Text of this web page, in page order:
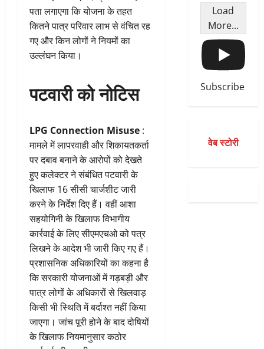
पता लगाएगा कि योजना के तहत
कितने पात्र परिवार लाभ से वंचित रह
गए और किन लोगों ने नियमों का
उल्लंघन किया।
पटवारी को नोटिस
LPG Connection Misuse :
मामले में लापरवाही और शिकायतकर्ता
पर दबाव बनाने के आरोपों को देखते
हुए कलेक्टर ने संबंधित पटवारी के
खिलाफ 16 सीसी चार्जशीट जारी
करने के निर्देश दिए हैं। वहीं आशा
सहयोगिनी के खिलाफ विभागीय
कार्रवाई के लिए सीएमएचओ को पत्र
लिखने के आदेश भी जारी किए गए हैं।
प्रशासनिक अधिकारियों का कहना है
कि सरकारी योजनाओं में गड़बड़ी और
पात्र लोगों के अधिकारों से खिलवाड़
किसी भी स्थिति में बर्दाश्त नहीं किया
जाएगा। जांच पूरी होने के बाद दोषियों
के खिलाफ नियमानुसार कठोर
Load
More...
Subscribe
वेब स्टोरी